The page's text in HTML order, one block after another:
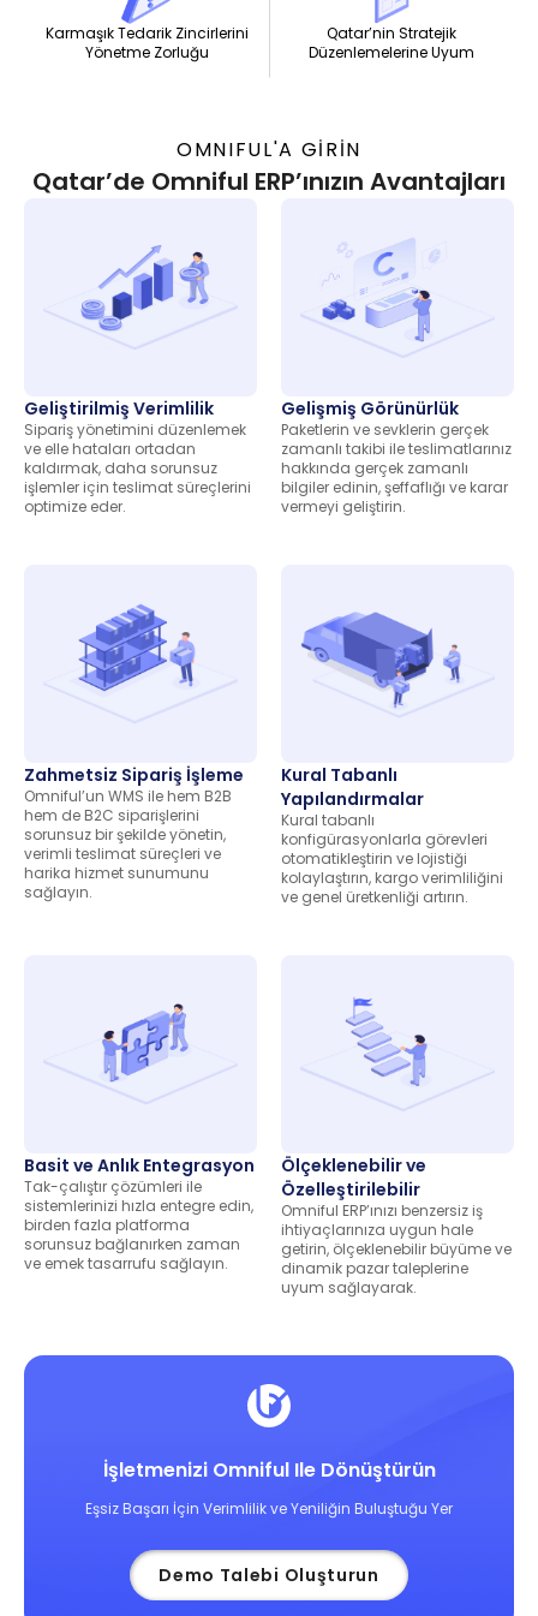
Karmaşık Tedarik Zincirlerini
Yönetme Zorluğu
Qatar’nin Stratejik
Düzenlemelerine Uyum
OMNIFUL'A GİRİN
Qatar’de Omniful ERP’ınızın Avantajları
Geliştirilmiş Verimlilik
Sipariş yönetimini düzenlemek
ve elle hataları ortadan
kaldırmak, daha sorunsuz
işlemler için teslimat süreçlerini
optimize eder.
Gelişmiş Görünürlük
Paketlerin ve sevklerin gerçek
zamanlı takibi ile teslimatlarınız
hakkında gerçek zamanlı
bilgiler edinin, şeffaflığı ve karar
vermeyi geliştirin.
Zahmetsiz Sipariş İşleme
Omniful’un WMS ile hem B2B
hem de B2C siparişlerini
sorunsuz bir şekilde yönetin,
verimli teslimat süreçleri ve
harika hizmet sunumunu
sağlayın.
Kural Tabanlı
Yapılandırmalar
Kural tabanlı
konfigürasyonlarla görevleri
otomatikleştirin ve lojistiği
kolaylaştırın, kargo verimliliğini
ve genel üretkenliği artırın.
Basit ve Anlık Entegrasyon
Tak-çalıştır çözümleri ile
sistemlerinizi hızla entegre edin,
birden fazla platforma
sorunsuz bağlanırken zaman
ve emek tasarrufu sağlayın.
Ölçeklenebilir ve
Özelleştirilebilir
Omniful ERP’ınızı benzersiz iş
ihtiyaçlarınıza uygun hale
getirin, ölçeklenebilir büyüme ve
dinamik pazar taleplerine
uyum sağlayarak.
İşletmenizi Omniful Ile Dönüştürün
Eşsiz Başarı İçin Verimlilik ve Yeniliğin Buluştuğu Yer
Demo Talebi Oluşturun